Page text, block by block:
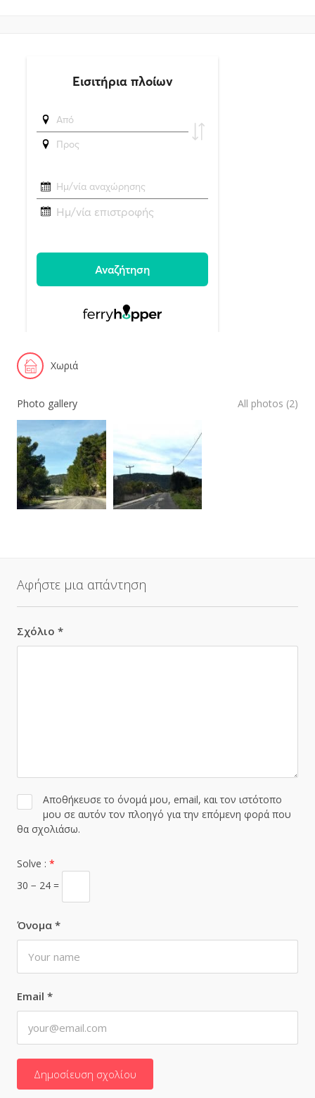
Χωριά
Photo gallery All photos (2)
Αφήστε μια απάντηση
Σχόλιο *
Όνομα *
Email *
Αποθήκευσε το όνομά μου, email, και τον ιστότοπο
μου σε αυτόν τον πλοηγό για την επόμενη φορά που
θα σχολιάσω.
Solve : *
30 − 24 =